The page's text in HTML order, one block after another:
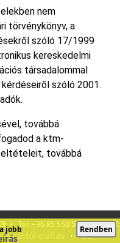
jobb
Rendben
nem
törvénykönyv, a
szóló 17/1999
kereskedelmi
társadalommal
szóló 2001.
továbbá
a ktm-
továbbá
• Tel: +36 85 550 560 • E-mail:
elállás •ÁSZF